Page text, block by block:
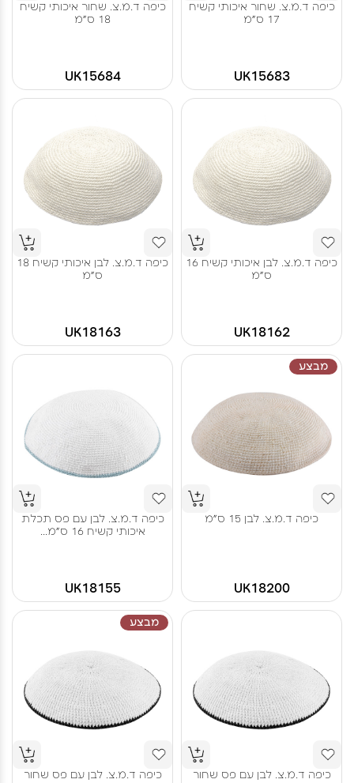
כיפה ד.מ.צ. שחור איכותי קשיח
17 ס"מ
UK15683
כיפה ד.מ.צ. שחור איכותי קשיח
18 ס"מ
UK15684
כיפה ד.מ.צ. לבן איכותי קשיח 16
ס"מ
UK18162
כיפה ד.מ.צ. לבן איכותי קשיח 18
ס"מ
UK18163
מבצע
כיפה ד.מ.צ. לבן 15 ס"מ
UK18200
כיפה ד.מ.צ. לבן עם פס תכלת
איכותי קשיח 16 ס"מ...
UK18155
כיפה ד.מ.צ. לבן עם פס שחור
מבצע
כיפה ד.מ.צ. לבן עם פס שחור